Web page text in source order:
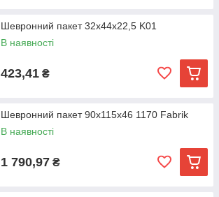
Шевронний пакет 32х44х22,5 K01
В наявності
423,41 ₴
Шевронний пакет 90х115х46 1170 Fabrik
В наявності
1 790,97 ₴